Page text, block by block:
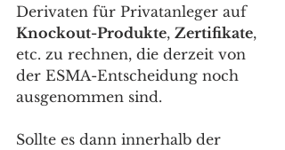
Derivaten für Privatanleger auf
Knockout-Produkte, Zertifikate,
etc. zu rechnen, die derzeit von
der ESMA-Entscheidung noch
ausgenommen sind.
Sollte es dann innerhalb der